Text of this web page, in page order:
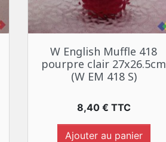
Aperçu rapide
W English Muffle 418
pourpre clair 27x26.5cm
(W EM 418 S)
Prix
8,40 € TTC
Ajouter au panier